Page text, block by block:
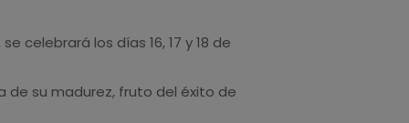
celebrará los días 16, 17 y 18 de
de su madurez, fruto del éxito de